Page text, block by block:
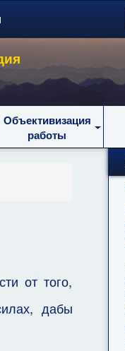
Объективизация
работы
от того,
дабы